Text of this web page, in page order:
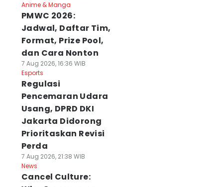
Anime & Manga
PMWC 2026:
Jadwal, Daftar Tim,
Format, Prize Pool,
dan Cara Nonton
7 Aug 2026, 16:36 WIB
Esports
Regulasi
Pencemaran Udara
Usang, DPRD DKI
Jakarta Didorong
Prioritaskan Revisi
Perda
7 Aug 2026, 21:38 WIB
News
Cancel Culture: